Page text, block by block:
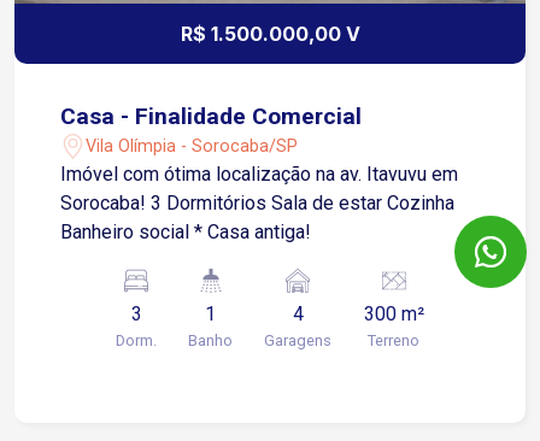
R$ 1.500.000,00 V
Casa - Finalidade Comercial
Vila Olímpia - Sorocaba/SP
Imóvel com ótima localização na av. Itavuvu em
Sorocaba! 3 Dormitórios Sala de estar Cozinha
Banheiro social * Casa antiga!
3
Dorm.
1
Banho
4
Garagens
300 m²
Terreno